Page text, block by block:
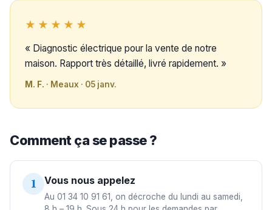
★★★★★
« Diagnostic électrique pour la vente de notre
maison. Rapport très détaillé, livré rapidement. »
M. F. · Meaux · 05 janv.
Comment ça se passe ?
1 Vous nous appelez
Au 01 34 10 91 61, on décroche du lundi au samedi,